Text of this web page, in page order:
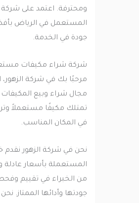
ومحترفة. اعتمد على شركة
المستعمل في الرياض بأفضل
جودة في الخدمة.
شركة شراء مكيفات مستعملة
مرحبًا بك في شركة الزهور،
مجال شراء وبيع المكيفات
تمتلك مكيفًا مستعملاً وترغب
في المكان المناسب.
نحن في شركة الزهور نقدم
المستعملة بأسعار عادلة
من الخبراء في تقييم وفحص
جودتها وأدائها الممتاز. نحن